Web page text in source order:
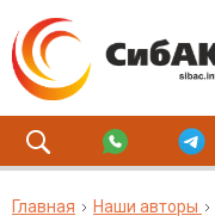
Главная Наши авторы